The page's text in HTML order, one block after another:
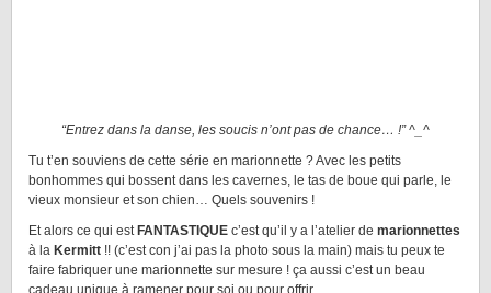
“Entrez dans la danse, les soucis n’ont pas de chance… !” ^_^
Tu t’en souviens de cette série en marionnette ? Avec les petits
bonhommes qui bossent dans les cavernes, le tas de boue qui parle, le
vieux monsieur et son chien… Quels souvenirs !
Et alors ce qui est FANTASTIQUE c’est qu’il y a l’atelier de marionnettes
à la Kermitt !! (c’est con j’ai pas la photo sous la main) mais tu peux te
faire fabriquer une marionnette sur mesure ! ça aussi c’est un beau
cadeau unique à ramener pour soi ou pour offrir.